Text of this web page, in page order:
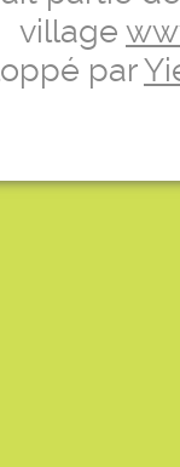
village
par